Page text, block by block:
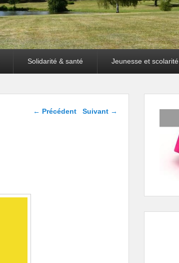
Solidarité & santé Jeunesse et scolarité
Navigation dans les
← Précédent Suivant →